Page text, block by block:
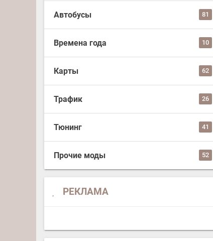
Автобусы 81
Времена года 10
Карты 62
Трафик 26
Тюнинг 41
Прочие моды 52
РЕКЛАМА